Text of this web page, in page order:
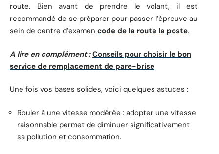
route. Bien avant de prendre le volant, il est
recommandé de se préparer pour passer l’épreuve au
sein de centre d’examen code de la route la poste.
A lire en complément : Conseils pour choisir le bon
service de remplacement de pare-brise
Une fois vos bases solides, voici quelques astuces :
Rouler à une vitesse modérée : adopter une vitesse
raisonnable permet de diminuer significativement
sa pollution et consommation.